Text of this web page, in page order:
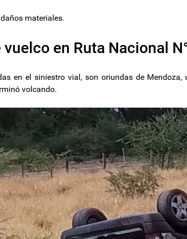
materiales.
en Ruta Nacional
en el siniestro vial, son oriundas de
volcando.